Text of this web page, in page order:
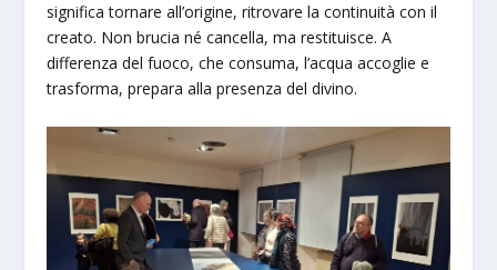
significa tornare all’origine, ritrovare la continuità con il
creato. Non brucia né cancella, ma restituisce. A
differenza del fuoco, che consuma, l’acqua accoglie e
trasforma, prepara alla presenza del divino.